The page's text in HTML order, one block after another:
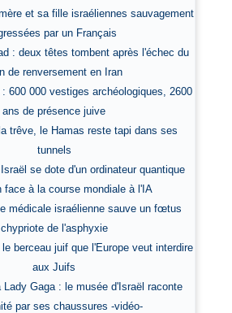
et sa fille israéliennes sauvagement
par un Français
: deux têtes tombent après l'échec du
de renversement en Iran
: 600 000 vestiges archéologiques, 2600
ans de présence juive
trêve, le Hamas reste tapi dans ses
tunnels
se dote d'un ordinateur quantique
face à la course mondiale à l'IA
médicale israélienne sauve un fœtus
chypriote de l'asphyxie
berceau juif que l'Europe veut interdire
aux Juifs
Lady Gaga : le musée d'Israël raconte
par ses chaussures -vidéo-